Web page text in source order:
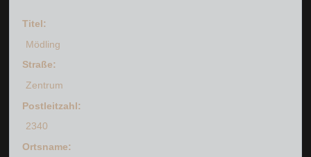
Titel:
Mödling
Straße:
Zentrum
Postleitzahl:
2340
Ortsname: